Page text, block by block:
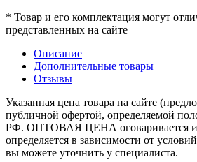
* Товар и его комплектация могут
представленных на сайте
Описание
Дополнительные товары
Отзывы
Указанная цена товара на сайте
публичной офертой, определяемой
РФ. ОПТОВАЯ ЦЕНА оговаривается
определяется в зависимости от
вы можете уточнить у специалиста.